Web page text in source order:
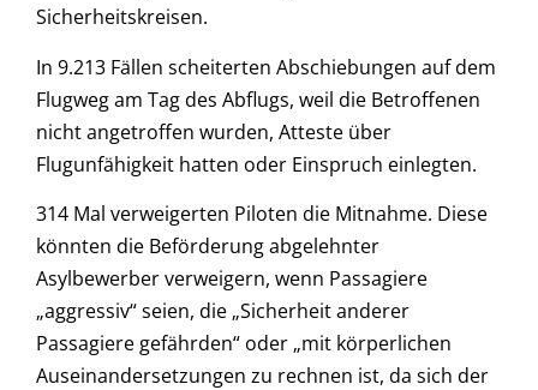
Sicherheitskreisen.
In 9.213 Fällen scheiterten Abschiebungen auf dem
Flugweg am Tag des Abflugs, weil die Betroffenen
nicht angetroffen wurden, Atteste über
Flugunfähigkeit hatten oder Einspruch einlegten.
314 Mal verweigerten Piloten die Mitnahme. Diese
könnten die Beförderung abgelehnter
Asylbewerber verweigern, wenn Passagiere
„aggressiv“ seien, die „Sicherheit anderer
Passagiere gefährden“ oder „mit körperlichen
Auseinandersetzungen zu rechnen ist, da sich der